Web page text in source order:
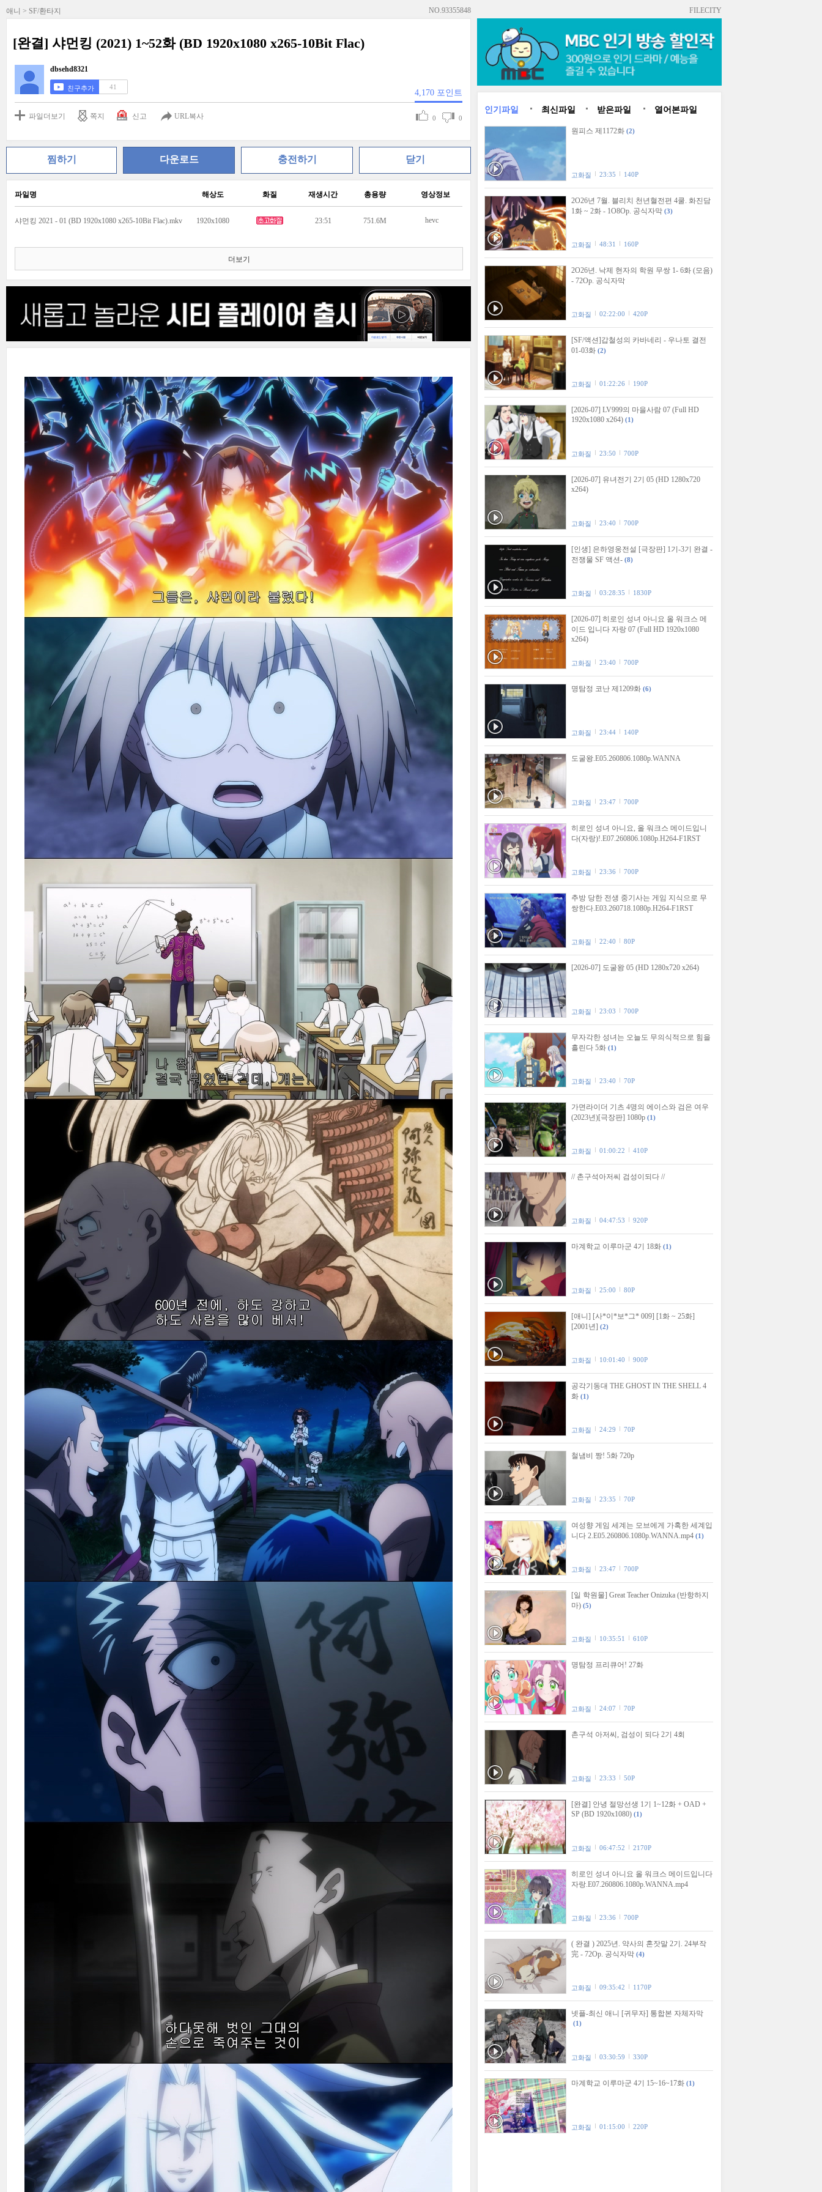
애니 > SF/환타지 NO.93355848
[완결] 샤먼킹 (2021) 1~52화 (BD 1920x1080 x265-10Bit Flac)
dbsehd8321
친구추가 41
4,170 포인트
파일더보기 쪽지 신고 URL복사 0 0
찜하기 다운로드 충전하기 닫기
파일명 해상도 화질 재생시간 총용량 영상정보
샤먼킹 2021 - 01 (BD 1920x1080 x265-10Bit Flac).mkv 1920x1080 23:51 751.6M hevc
더보기
FILECITY
인기파일 최신파일 받은파일 열어본파일
원피스 제1172화 (2)
고화질 23:35 140P
2O26년 7월. 블리치 천년혈전편 4쿨. 화진담
1화 ~ 2화 - 1O8Op. 공식자막 (3)
고화질 48:31 160P
2O26년. 낙제 현자의 학원 무쌍 1- 6화 (모음)
- 72Op. 공식자막
고화질 02:22:00 420P
[SF/액션]갑철성의 카바네리 - 우나토 결전
01-03화 (2)
고화질 01:22:26 190P
[2026-07] LV999의 마을사람 07 (Full HD
1920x1080 x264) (1)
고화질 23:50 700P
[2026-07] 유녀전기 2기 05 (HD 1280x720
x264)
고화질 23:40 700P
[인생] 은하영웅전설 [극장판] 1기-3기 완결 -
전쟁물 SF 액션- (8)
고화질 03:28:35 1830P
[2026-07] 히로인 성녀 아니요 올 워크스 메
이드 입니다 자랑 07 (Full HD 1920x1080
x264)
고화질 23:40 700P
명탐정 코난 제1209화 (6)
고화질 23:44 140P
도굴왕.E05.260806.1080p.WANNA
고화질 23:47 700P
히로인 성녀 아니요, 올 워크스 메이드입니
다(자랑)!.E07.260806.1080p.H264-F1RST
고화질 23:36 700P
추방 당한 전생 중기사는 게임 지식으로 무
쌍한다.E03.260718.1080p.H264-F1RST
고화질 22:40 80P
[2026-07] 도굴왕 05 (HD 1280x720 x264)
고화질 23:03 700P
무자각한 성녀는 오늘도 무의식적으로 힘을
흘린다 5화 (1)
고화질 23:40 70P
가면라이더 기츠 4명의 에이스와 검은 여우
(2023년)[극장판] 1080p (1)
고화질 01:00:22 410P
// 촌구석아저씨 검성이되다 //
고화질 04:47:53 920P
마계학교 이루마군 4기 18화 (1)
고화질 25:00 80P
[애니] [사*이*보*그* 009] [1화 ~ 25화]
[2001년] (2)
고화질 10:01:40 900P
공각기동대 THE GHOST IN THE SHELL 4
화 (1)
고화질 24:29 70P
철냄비 짱! 5화 720p
고화질 23:35 70P
여성향 게임 세계는 모브에게 가혹한 세계입
니다 2.E05.260806.1080p.WANNA.mp4 (1)
고화질 23:47 700P
[일 학원물] Great Teacher Onizuka (반항하지
마) (5)
고화질 10:35:51 610P
명탐정 프리큐어! 27화
고화질 24:07 70P
촌구석 아저씨, 검성이 되다 2기 4회
고화질 23:33 50P
[완결] 안녕 절망선생 1기 1~12화 + OAD +
SP (BD 1920x1080) (1)
고화질 06:47:52 2170P
히로인 성녀 아니요 올 워크스 메이드입니다
자랑.E07.260806.1080p.WANNA.mp4
고화질 23:36 700P
( 완결 ) 2025년. 약사의 혼잣말 2기. 24부작
完 - 72Op. 공식자막 (4)
고화질 09:35:42 1170P
넷플-최신 애니 [귀무자] 통합본 자체자막
(1)
고화질 03:30:59 330P
마계학교 이루마군 4기 15~16~17화 (1)
고화질 01:15:00 220P